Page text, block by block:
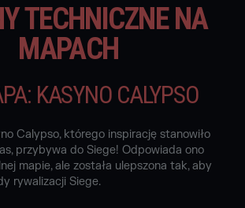
TECHNICZNE NA
MAPACH
KASYNO CALYPSO
Calypso, którego inspirację stanowiło
przybywa do Siege! Odpowiada ono
mapie, ale została ulepszona tak, aby
rywalizacji Siege.